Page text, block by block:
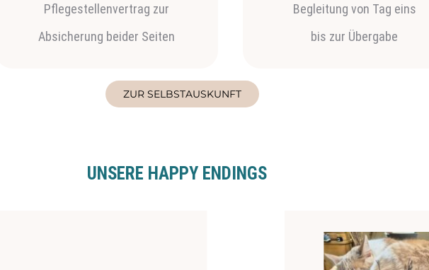
Pflegestellenvertrag zur
Absicherung beider Seiten
Begleitung von Tag eins
bis zur Übergabe
ZUR SELBSTAUSKUNFT
UNSERE HAPPY ENDINGS